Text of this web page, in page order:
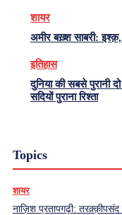
शायर
अमीर बख़्श साबरी:
इतिहास
दुनिया की सबसे पुरानी
सदियों पुराना रिश्ता
Topics
शायर
नाज़िश प्रतापगढ़ी: